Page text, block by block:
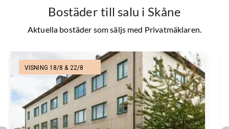
Bostäder till salu i Skåne
Aktuella bostäder som säljs med Privatmäklaren.
VISNING 18/8 & 22/8